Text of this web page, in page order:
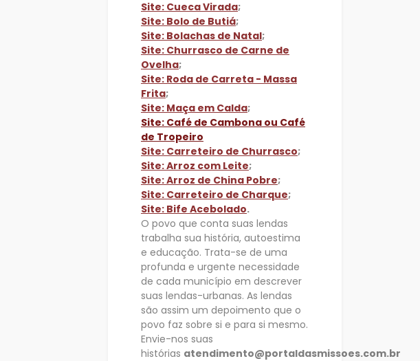
Site: Cueca Virada;
Site: Bolo de Butiá;
Site: Bolachas de Natal;
Site: Churrasco de Carne de
Ovelha;
Site: Roda de Carreta - Massa
Frita;
Site: Maça em Calda;
Site: Café de Cambona ou Café
de Tropeiro
Site: Carreteiro de Churrasco;
Site: Arroz com Leite;
Site: Arroz de China Pobre;
Site: Carreteiro de Charque;
Site: Bife Acebolado.
O povo que conta suas lendas
trabalha sua história, autoestima
e educação. Trata-se de uma
profunda e urgente necessidade
de cada município em descrever
suas lendas-urbanas. As lendas
são assim um depoimento que o
povo faz sobre si e para si mesmo.
Envie-nos suas
histórias atendimento@portaldasmissoes.com.br